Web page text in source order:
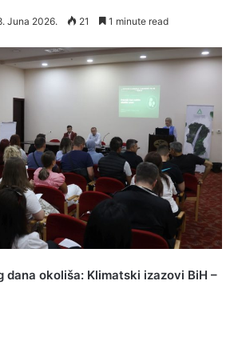
Juna 2026. 21 1 minute read
dana okoliša: Klimatski izazovi BiH –